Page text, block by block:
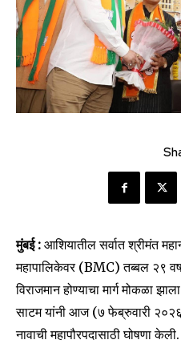
मुंबई : आशियातील सर्वात श्रीमंत
महापालिकेवर (BMC) तब्बल २९
विराजमान होण्याचा मार्ग मोकळा
साटम यांनी आज (७ फेब्रुवारी
नावाची महापौरपदासाठी घोषणा